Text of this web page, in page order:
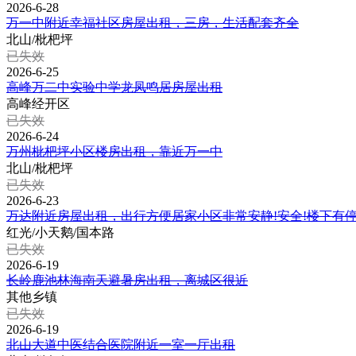
2026-6-28
万一中附近幸福社区房屋出租，三房，生活配套齐全
北山/枇杷坪
已失效
2026-6-25
高峰万二中实验中学龙凤鸣居房屋出租
高峰经开区
已失效
2026-6-24
万州枇杷坪小区楼房出租，靠近万一中
北山/枇杷坪
已失效
2026-6-23
万达附近房屋出租，出行方便居家小区非常安静!安全!楼下有
红光/小天鹅/国本路
已失效
2026-6-19
长岭鹿池林海南天避暑房出租，离城区很近
其他乡镇
已失效
2026-6-19
北山大道中医结合医院附近一室一厅出租